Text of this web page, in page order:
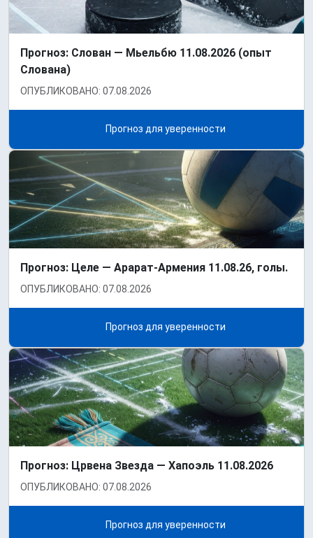
Прогноз: Слован — Мьельбю 11.08.2026 (опыт
Слована)
ОПУБЛИКОВАНО: 07.08.2026
Прогноз для уверенности
Прогноз: Целе — Арарат-Армения 11.08.26, голы.
ОПУБЛИКОВАНО: 07.08.2026
Прогноз для уверенности
Прогноз: Црвена Звезда — Хапоэль 11.08.2026
ОПУБЛИКОВАНО: 07.08.2026
Прогноз для уверенности